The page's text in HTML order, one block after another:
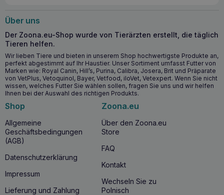
Über uns
Der Zoona.eu-Shop wurde von Tierärzten erstellt, die täglich
Tieren helfen.
Wir lieben Tiere und bieten in unserem Shop hochwertigste Produkte an,
perfekt abgestimmt auf Ihr Haustier. Unser Sortiment umfasst Futter von
Marken wie: Royal Canin, Hill’s, Purina, Calibra, Josera, Brit und Präparate
von VetPlus, Vetoquinol, Bayer, Vetfood, iloVet, Vetexpert. Wenn Sie nicht
wissen, welches Futter Sie wählen sollen, fragen Sie uns und wir helfen
Ihnen bei der Auswahl des richtigen Produkts.
Shop
Allgemeine
Geschäftsbedingungen
(AGB)
Datenschutzerklärung
Impressum
Lieferung und Zahlung
Zoona.eu
Über den Zoona.eu
Store
FAQ
Kontakt
Wechseln Sie zu
Polnisch